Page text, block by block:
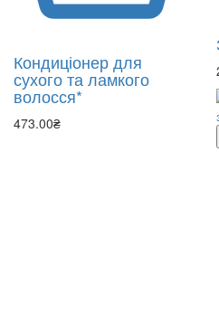
Кондиціонер для
сухого та ламкого
волосся*
473.00₴